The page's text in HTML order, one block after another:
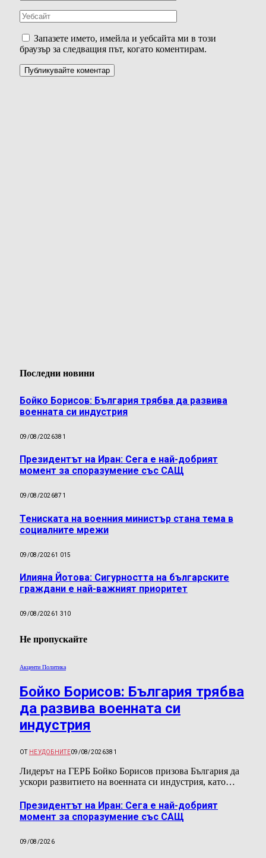
Запазете името, имейла и уебсайта ми в този
браузър за следващия път, когато коментирам.
Последни новини
Бойко Борисов: България трябва да развива
военната си индустрия
09/08/2026381
Президентът на Иран: Сега е най-добрият
момент за споразумение със САЩ
09/08/2026871
Тениската на военния министър стана тема в
социалните мрежи
09/08/20261 015
Илияна Йотова: Сигурността на българските
граждани е най-важният приоритет
09/08/20261 310
Не пропускайте
Акценти Политика
Бойко Борисов: България трябва
да развива военната си
индустрия
ОТ НЕУДОБНИТЕ09/08/2026381
Лидерът на ГЕРБ Бойко Борисов призова България да
ускори развитието на военната си индустрия, като…
Президентът на Иран: Сега е най-добрият
момент за споразумение със САЩ
09/08/2026